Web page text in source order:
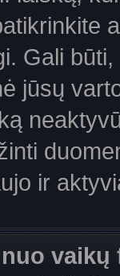
Gali
jūsų
ir
vaikų